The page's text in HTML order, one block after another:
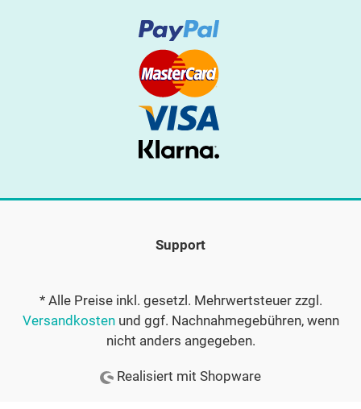
Support
* Alle Preise inkl. gesetzl. Mehrwertsteuer zzgl.
Versandkostenund ggf. Nachnahmegebühren, wenn
nicht anders angegeben.
Realisiert mit Shopware